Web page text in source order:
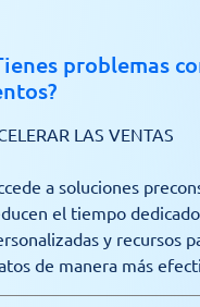
problemas
LAS VENTAS
a soluciones
el tiempo
y recursos
de manera más